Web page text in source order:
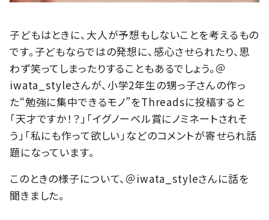
子どもはときに、大人が予想もしないことを考えるもの
です。子どもならではの発想に、感心させられたり、思
わず笑ってしまったりすることもあるでしょう。＠
iwata_styleさんが、小学2年生の甥っ子さんの作っ
た“勉強に集中できるモノ”をThreadsに投稿すると
「天才ですか！？」「イグノーベル賞にノミネートされそ
う」「私にも作って欲しい」などのコメントが寄せられ話
題になっています。
このときの様子について、＠iwata_styleさんに話を
聞きました。